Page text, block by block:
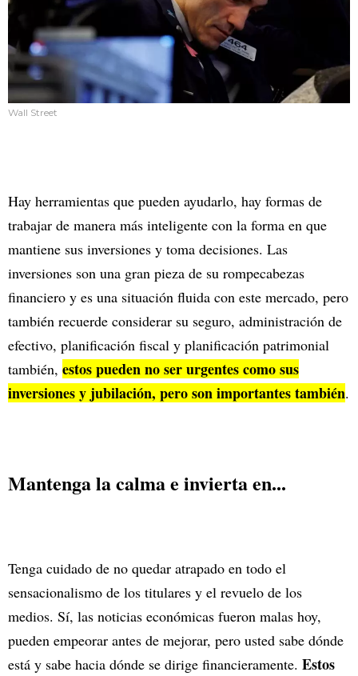
Wall Street
Hay herramientas que pueden ayudarlo, hay formas de
trabajar de manera más inteligente con la forma en que
mantiene sus inversiones y toma decisiones. Las
inversiones son una gran pieza de su rompecabezas
financiero y es una situación fluida con este mercado, pero
también recuerde considerar su seguro, administración de
efectivo, planificación fiscal y planificación patrimonial
también, estos pueden no ser urgentes como sus
inversiones y jubilación, pero son importantes también.
Mantenga la calma e invierta en...
Tenga cuidado de no quedar atrapado en todo el
sensacionalismo de los titulares y el revuelo de los
medios. Sí, las noticias económicas fueron malas hoy,
pueden empeorar antes de mejorar, pero usted sabe dónde
está y sabe hacia dónde se dirige financieramente. Estos